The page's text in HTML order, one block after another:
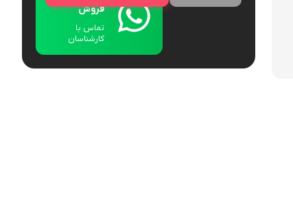
فروش
تماس با
کارشناسان